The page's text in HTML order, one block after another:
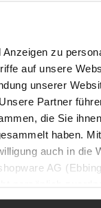
zu
auf unsere
unserer
Partner
die Sie
haben.
auch in die
AG
Bettkasten,
Sie
verstauen
Jeff
ein. Die stilvollen
es zu einem
nur einen
für